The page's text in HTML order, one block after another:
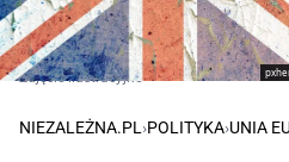
Zdjęcie ilustracyjne
NIEZALEŻNA.PL›POLITYKA›UNIA